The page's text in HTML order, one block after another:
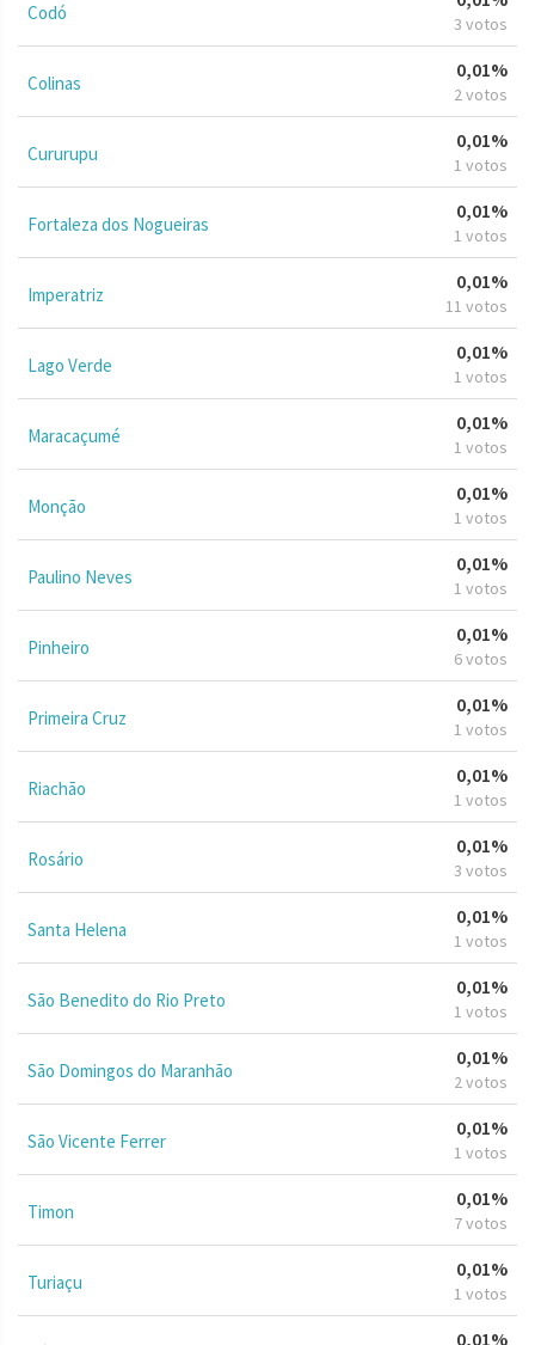
Codó 3 votos
Colinas
0,01%
2 votos
Cururupu
0,01%
1 votos
Fortaleza dos Nogueiras
0,01%
1 votos
Imperatriz
0,01%
11 votos
Lago Verde
0,01%
1 votos
Maracaçumé
0,01%
1 votos
Monção
0,01%
1 votos
Paulino Neves
0,01%
1 votos
Pinheiro
0,01%
6 votos
Primeira Cruz
0,01%
1 votos
Riachão
0,01%
1 votos
Rosário
0,01%
3 votos
Santa Helena
0,01%
1 votos
São Benedito do Rio Preto
0,01%
1 votos
São Domingos do Maranhão
0,01%
2 votos
São Vicente Ferrer
0,01%
1 votos
Timon
0,01%
7 votos
Turiaçu
0,01%
1 votos
0,01%